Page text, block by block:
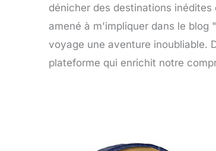
dénicher des destinations
amené à m'impliquer dans le
voyage une aventure inoubliable.
plateforme qui enrichit notre